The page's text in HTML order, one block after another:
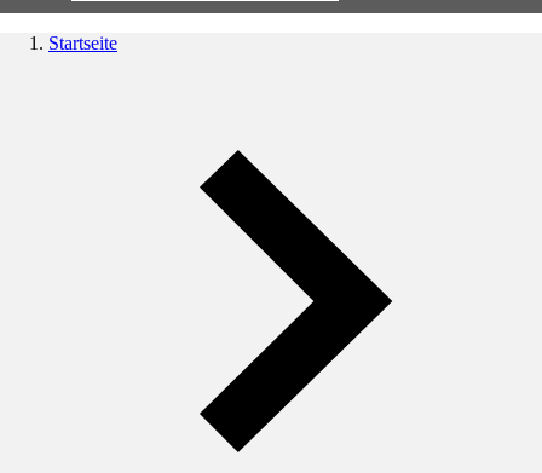
Startseite